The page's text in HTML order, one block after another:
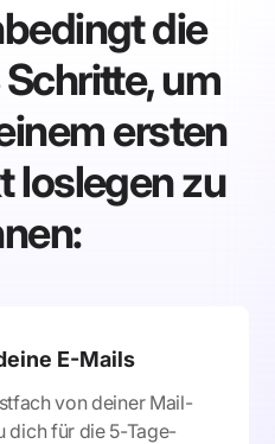
die
um
ersten
loslegen zu
E-Mails
von deiner Mail-
dich für die 5-Tage-